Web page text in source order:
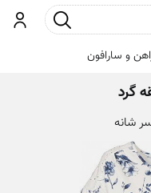
ورودجست و جو
و سارافون
گرد